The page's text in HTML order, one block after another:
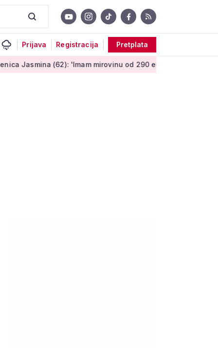
Prijava Registracija Pretplata
'Imam mirovinu od 290 eura, a dobijem i socijalnu